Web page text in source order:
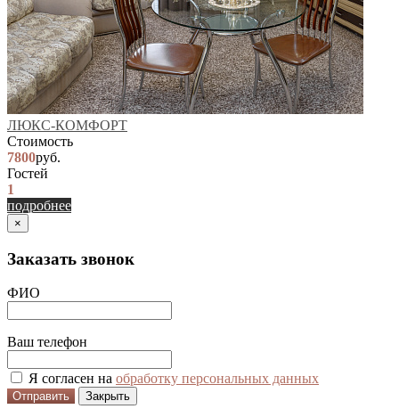
ЛЮКС-КОМФОРТ
Стоимость
7800руб.
Гостей
1
подробнее
×
Заказать звонок
ФИО
Ваш телефон
Я согласен на обработку персональных данных
Отправить Закрыть